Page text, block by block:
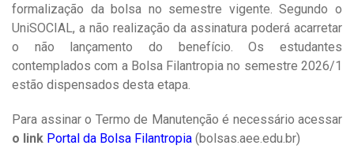
formalização da bolsa no semestre vigente. Segundo o
UniSOCIAL, a não realização da assinatura poderá acarretar
o não lançamento do benefício. Os estudantes
contemplados com a Bolsa Filantropia no semestre 2026/1
estão dispensados desta etapa.
Para assinar o Termo de Manutenção é necessário acessar
o link Portal da Bolsa Filantropia (bolsas.aee.edu.br)